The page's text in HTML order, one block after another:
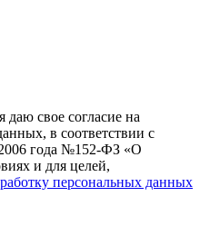
свое согласие на
в соответствии с
года №152-ФЗ «О
и для целей,
персональных данных